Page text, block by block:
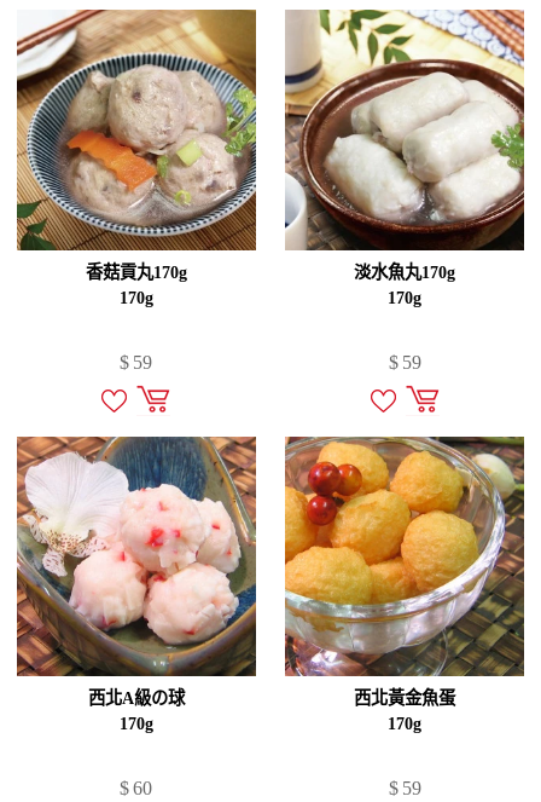
香菇貢丸170g
170g
$ 59
淡水魚丸170g
170g
$ 59
西北A級の球
170g
$60
西北黃金魚蛋
170g
$ 59